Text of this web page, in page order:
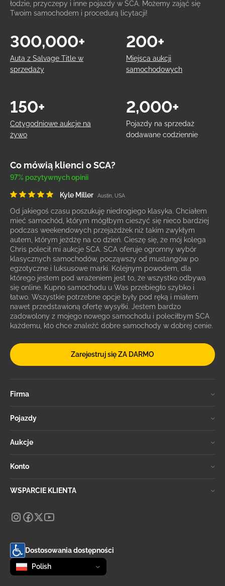
łodzie, przyczepy i inne pojazdy w SCA. Możemy zająć się
Twoim samochodem i procedurą licytacji!
Auta z Salvage Title w
sprzedaży
300,000+
Miejsca aukcji
samochodowych
200+
Cotygodniowe aukcje na
żywo
150+
Pojazdy na sprzedaż
dodawane codziennie
2,000+
Co mówią klienci o SCA?
97% pozytywnych opinii
Kyle Miller Austin, USA
Od jakiegoś czasu poszukuję niedrogiego klasyka. Chciałem
mieć samochód, którym mógłbym cieszyć się nieco bardziej
podczas weekendowych przejażdżek niż takim zwykłym
autem, którym jeżdżę na co dzień. Cieszę się, że mój kolega
Chris polecił mi aukcje SCA. SCA oferuje ogromny wybór
klasycznych samochodów, począwszy od mustangów po
egzotyczne i luksusowe marki. Kolejnym powodem, dla
którego jestem pod wrażeniem jest to, że wszystko odbywa
się online. Kupno samochodu u Was przebiegło szybko i
łatwo. Wszystkie potrzebne opcje były pod ręką i miałem
nawet przedstawioną ofertę wysyłki. Jestem bardzo
zadowolony z mojego nowego samochodu i poleciłbym SCA
każdemu, kto chce znaleźć dobre samochody w dobrej cenie.
Zarejestruj się ZA DARMO
Firma
Pojazdy
Aukcje
Konto
WSPARCIE KLIENTA
Dostosowania dostępności
Zmień język
selected
Polish